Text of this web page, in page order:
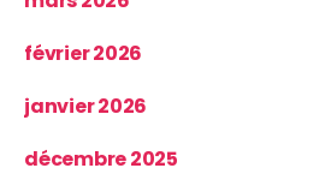
février 2026
janvier 2026
décembre 2025